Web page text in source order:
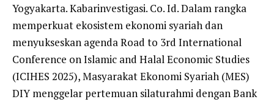
Yogyakarta. Kabarinvestigasi. Co. Id. Dalam rangka
memperkuat ekosistem ekonomi syariah dan
menyukseskan agenda Road to 3rd International
Conference on Islamic and Halal Economic Studies
(ICIHES 2025), Masyarakat Ekonomi Syariah (MES)
DIY menggelar pertemuan silaturahmi dengan Bank